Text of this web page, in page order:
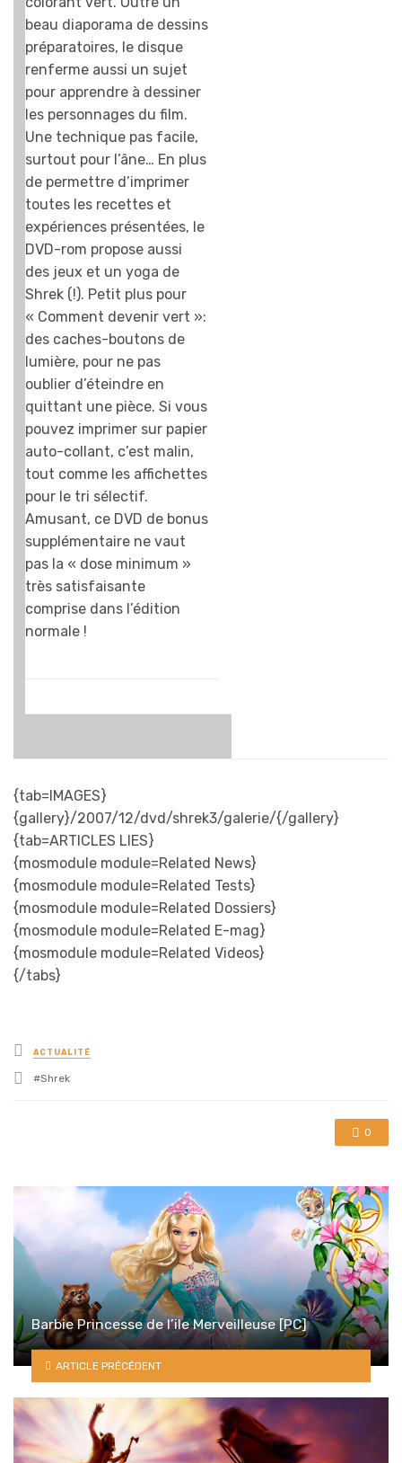
beau diaporama de dessins
préparatoires, le disque
renferme aussi un sujet
pour apprendre à dessiner
les personnages du film.
Une technique pas facile,
surtout pour l’âne… En plus
de permettre d’imprimer
toutes les recettes et
expériences présentées, le
DVD-rom propose aussi
des jeux et un yoga de
Shrek (!). Petit plus pour
« Comment devenir vert »:
des caches-boutons de
lumière, pour ne pas
oublier d’éteindre en
quittant une pièce. Si vous
pouvez imprimer sur papier
auto-collant, c’est malin,
tout comme les affichettes
pour le tri sélectif.
Amusant, ce DVD de bonus
supplémentaire ne vaut
pas la « dose minimum »
très satisfaisante
comprise dans l’édition
normale !
{tab=IMAGES}
{gallery}/2007/12/dvd/shrek3/galerie/{/gallery}
{tab=ARTICLES LIES}
{mosmodule module=Related News}
{mosmodule module=Related Tests}
{mosmodule module=Related Dossiers}
{mosmodule module=Related E-mag}
{mosmodule module=Related Videos}
{/tabs}
Posted
in
ACTUALITÉ
Tagged
Shrek
0
Barbie Princesse de l’ile Merveilleuse [PC]
ARTICLE PRÉCÉDENT